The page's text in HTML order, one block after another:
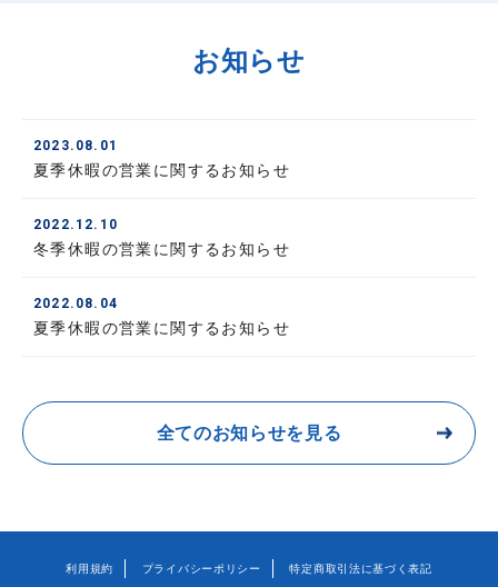
お知らせ
2023.08.01
夏季休暇の営業に関するお知らせ
2022.12.10
冬季休暇の営業に関するお知らせ
2022.08.04
夏季休暇の営業に関するお知らせ
全てのお知らせを見る
利用規約 プライバシーポリシー 特定商取引法に基づく表記